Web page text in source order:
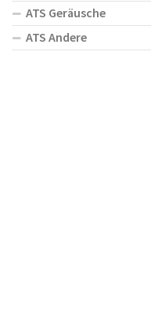
ATS Geräusche
ATS Andere